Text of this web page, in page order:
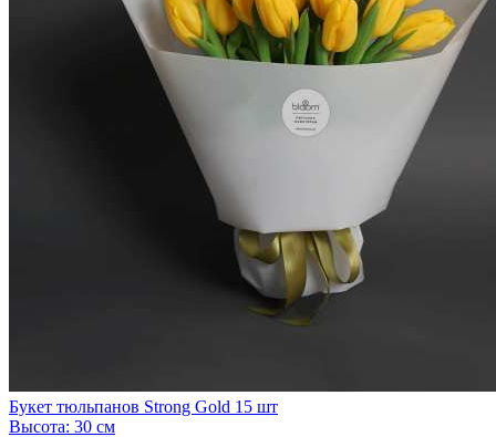
Букет тюльпанов Strong Gold 15 шт
Высота: 30 см